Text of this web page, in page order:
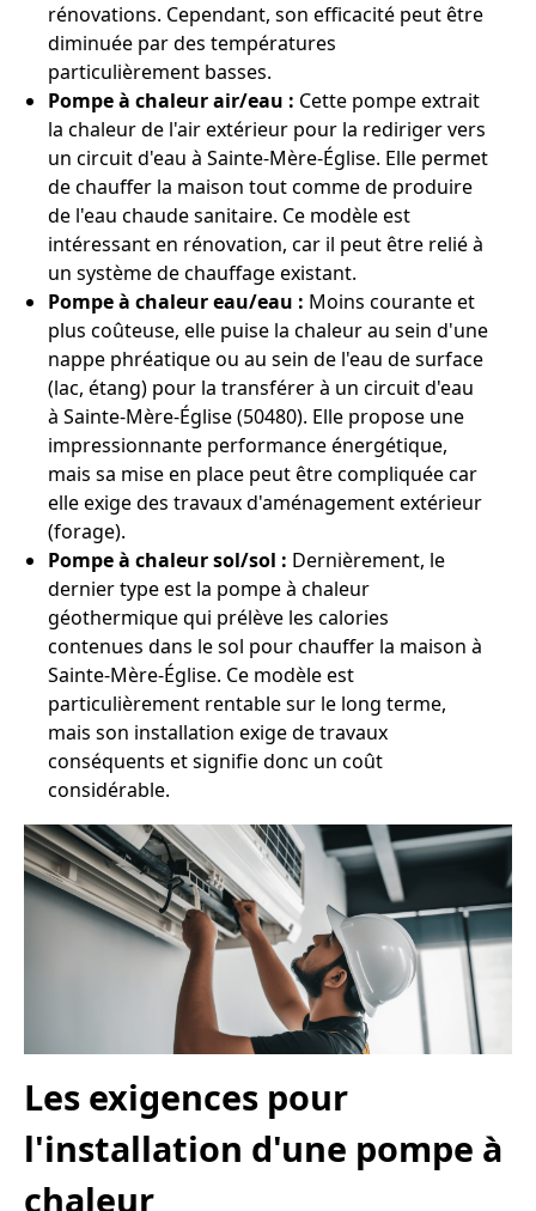
rénovations. Cependant, son efficacité peut être
diminuée par des températures
particulièrement basses.
Pompe à chaleur air/eau : Cette pompe extrait
la chaleur de l'air extérieur pour la rediriger vers
un circuit d'eau à Sainte-Mère-Église. Elle permet
de chauffer la maison tout comme de produire
de l'eau chaude sanitaire. Ce modèle est
intéressant en rénovation, car il peut être relié à
un système de chauffage existant.
Pompe à chaleur eau/eau : Moins courante et
plus coûteuse, elle puise la chaleur au sein d'une
nappe phréatique ou au sein de l'eau de surface
(lac, étang) pour la transférer à un circuit d'eau
à Sainte-Mère-Église (50480). Elle propose une
impressionnante performance énergétique,
mais sa mise en place peut être compliquée car
elle exige des travaux d'aménagement extérieur
(forage).
Pompe à chaleur sol/sol : Dernièrement, le
dernier type est la pompe à chaleur
géothermique qui prélève les calories
contenues dans le sol pour chauffer la maison à
Sainte-Mère-Église. Ce modèle est
particulièrement rentable sur le long terme,
mais son installation exige de travaux
conséquents et signifie donc un coût
considérable.
Les exigences pour
l'installation d'une pompe à
chaleur